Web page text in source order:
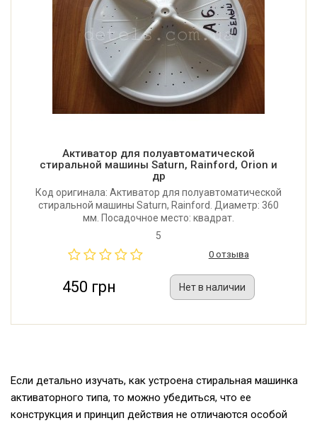
Активатор для полуавтоматической
стиральной машины Saturn, Rainford, Orion и
др
Код оригинала: Активатор для полуавтоматической
стиральной машины Saturn, Rainford. Диаметр: 360
мм. Посадочное место: квадрат.
5
0 отзыва
450 грн Нет в наличии
Если детально изучать, как устроена стиральная машинка
активаторного типа, то можно убедиться, что ее
конструкция и принцип действия не отличаются особой